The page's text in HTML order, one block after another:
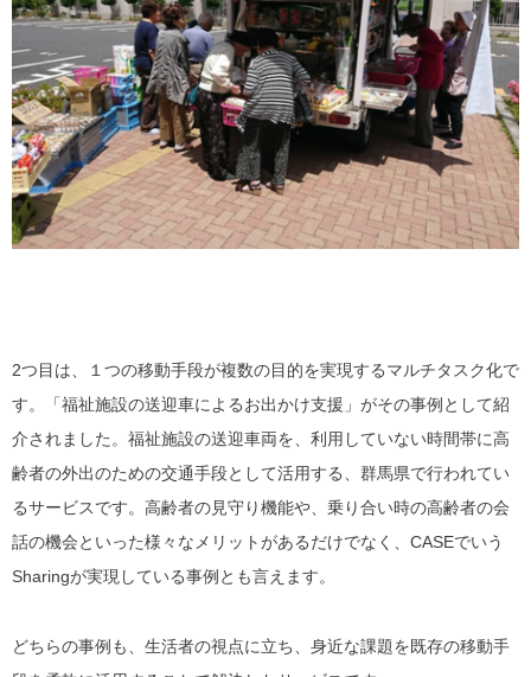
2つ目は、１つの移動手段が複数の目的を実現するマルチタスク化で
す。「福祉施設の送迎車によるお出かけ支援」がその事例として紹
介されました。福祉施設の送迎車両を、利用していない時間帯に高
齢者の外出のための交通手段として活用する、群馬県で行われてい
るサービスです。高齢者の見守り機能や、乗り合い時の高齢者の会
話の機会といった様々なメリットがあるだけでなく、CASEでいう
Sharingが実現している事例とも言えます。
どちらの事例も、生活者の視点に立ち、身近な課題を既存の移動手